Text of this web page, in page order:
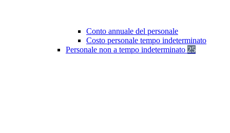
Conto annuale del personale
Costo personale tempo indeterminato
Personale non a tempo indeterminato 25